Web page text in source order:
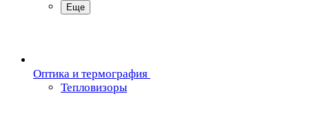
Еще
Oптика и термография
Тепловизоры